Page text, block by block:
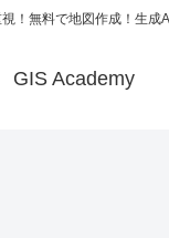
！無料で地図作成！生成
GIS Academy